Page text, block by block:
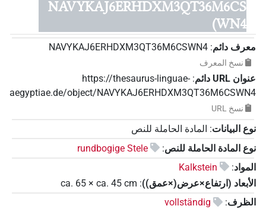
NAVYKAJ6ERHDXM3QT36M6CS
WN4)
معرف دائم:
NAVYKAJ6ERHDXM3QT36M6CSWN4
نسخ المعرف
عنوان‏ ‏URL‏ دائم :
https://thesaurus-linguae-
aegyptiae.de/object/NAVYKAJ6ERHDXM3QT36M6CSWN4
نسخ‏ ‏URL
نوع البيانات: المادة الحاملة للنص
نوع المادة الحاملة للنص:
rundbogige Stele
المواد:
Kalkstein
الأبعاد (ارتفاع×عرض(×عمق)):
ca. 65 × ca. 45 cm
الظرف:
vollständig